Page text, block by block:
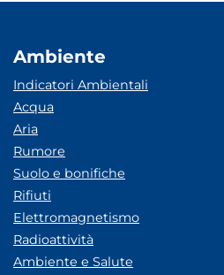
Ambiente
Indicatori Ambientali
Acqua
Aria
Rumore
Suolo e bonifiche
Rifiuti
Elettromagnetismo
Radioattività
Ambiente e Salute